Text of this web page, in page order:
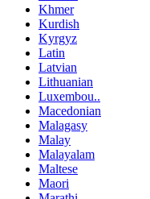
Khmer
Kurdish
Kyrgyz
Latin
Latvian
Lithuanian
Luxembou..
Macedonian
Malagasy
Malay
Malayalam
Maltese
Maori